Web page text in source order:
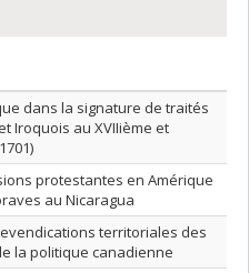
order
order
dans la signature de traités
Iroquois au XVIIième et
protestantes en Amérique
au Nicaragua
territoriales des
la politique canadienne